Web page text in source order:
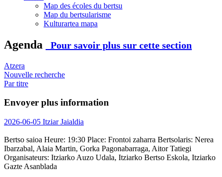
Map des écoles du bertsu
Map du bertsularisme
Kulturartea mapa
Agenda Pour savoir plus sur cette section
Atzera
Nouvelle recherche
Par titre
Envoyer plus information
2026-06-05 Itziar Jaialdia
Bertso saioa Heure: 19:30 Place: Frontoi zaharra Bertsolaris: Nerea
Ibarzabal, Alaia Martin, Gorka Pagonabarraga, Aitor Tatiegi
Organisateurs: Itziarko Auzo Udala, Itziarko Bertso Eskola, Itziarko
Gazte Asanblada